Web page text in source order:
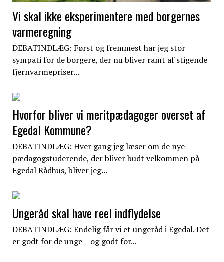
Vi skal ikke eksperimentere med borgernes
varmeregning
DEBATINDLÆG: Først og fremmest har jeg stor
sympati for de borgere, der nu bliver ramt af stigende
fjernvarmepriser...
Hvorfor bliver vi meritpædagoger overset af
Egedal Kommune?
DEBATINDLÆG: Hver gang jeg læser om de nye
pædagogstuderende, der bliver budt velkommen på
Egedal Rådhus, bliver jeg...
Ungeråd skal have reel indflydelse
DEBATINDLÆG: Endelig får vi et ungeråd i Egedal. Det
er godt for de unge – og godt for...